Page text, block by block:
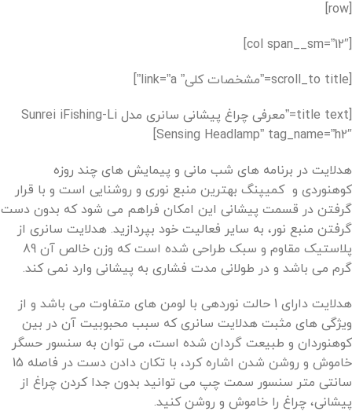
[row]
[col span__sm=”12″]
[scroll_to title=”مشخصات کلی” link=”a”]
[title text=”معرفی چراغ پیشانی سانری مدل Sunrei iFishing-Li
Sensing Headlamp” tag_name=”h2″]
هدلایت در برنامه های شب مانی و پیمایش های چند روزه
کوهنوردی و کمیپنگ بهترین منبع نوری و روشنایی است و با قرار
گرفتن در قسمت پیشانی این امکان فراهم می شود که بدون دست
گرفتن منبع نور، به سایر فعالیت خود بپردازید. هدلایت سانری از
پلاستیک مقاوم و سبک طراحی شده است که وزن خالص آن 89
گرم می باشد و در طولانی مدت فشاری به پیشانی وارد نمی کند.
هدلایت دارای 1 حالت نوردهی با لومن های متفاوت می باشد و از
ویژگی های مثبت هدلایت سانری که سبب محبوبیت آن در بین
کوهنوردان و طبیعت گردان شده است، می توان به سنسور حسگر
خاموش و روشن شدن اشاره کرد، با تکان دادن دست در فاصله 15
سانتی متر سنسور سمت چپ می توانید بدون جدا کردن چراغ از
پیشانی، چراغ را خاموش و روشن کنید.